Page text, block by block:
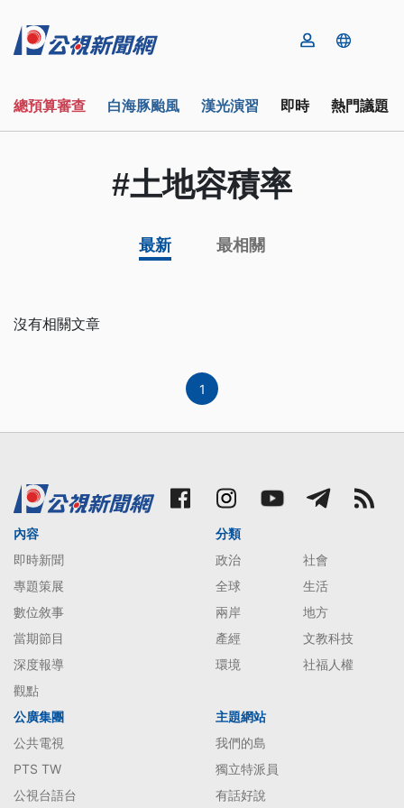
總預算審查 白海豚颱風 漢光演習 即時 熱門議題
#土地容積率
最新 最相關
沒有相關文章
1
內容
即時新聞
專題策展
數位敘事
當期節目
深度報導
觀點
分類
政治
社會
全球
生活
兩岸
地方
產經
文教科技
環境
社福人權
公廣集團
公共電視
PTS TW
公視台語台
主題網站
我們的島
獨立特派員
有話好說